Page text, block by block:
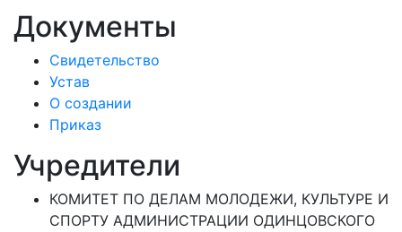
Документы
Свидетельство
Устав
О создании
Приказ
Учредители
КОМИТЕТ ПО ДЕЛАМ МОЛОДЕЖИ, КУЛЬТУРЕ И
СПОРТУ АДМИНИСТРАЦИИ ОДИНЦОВСКОГО